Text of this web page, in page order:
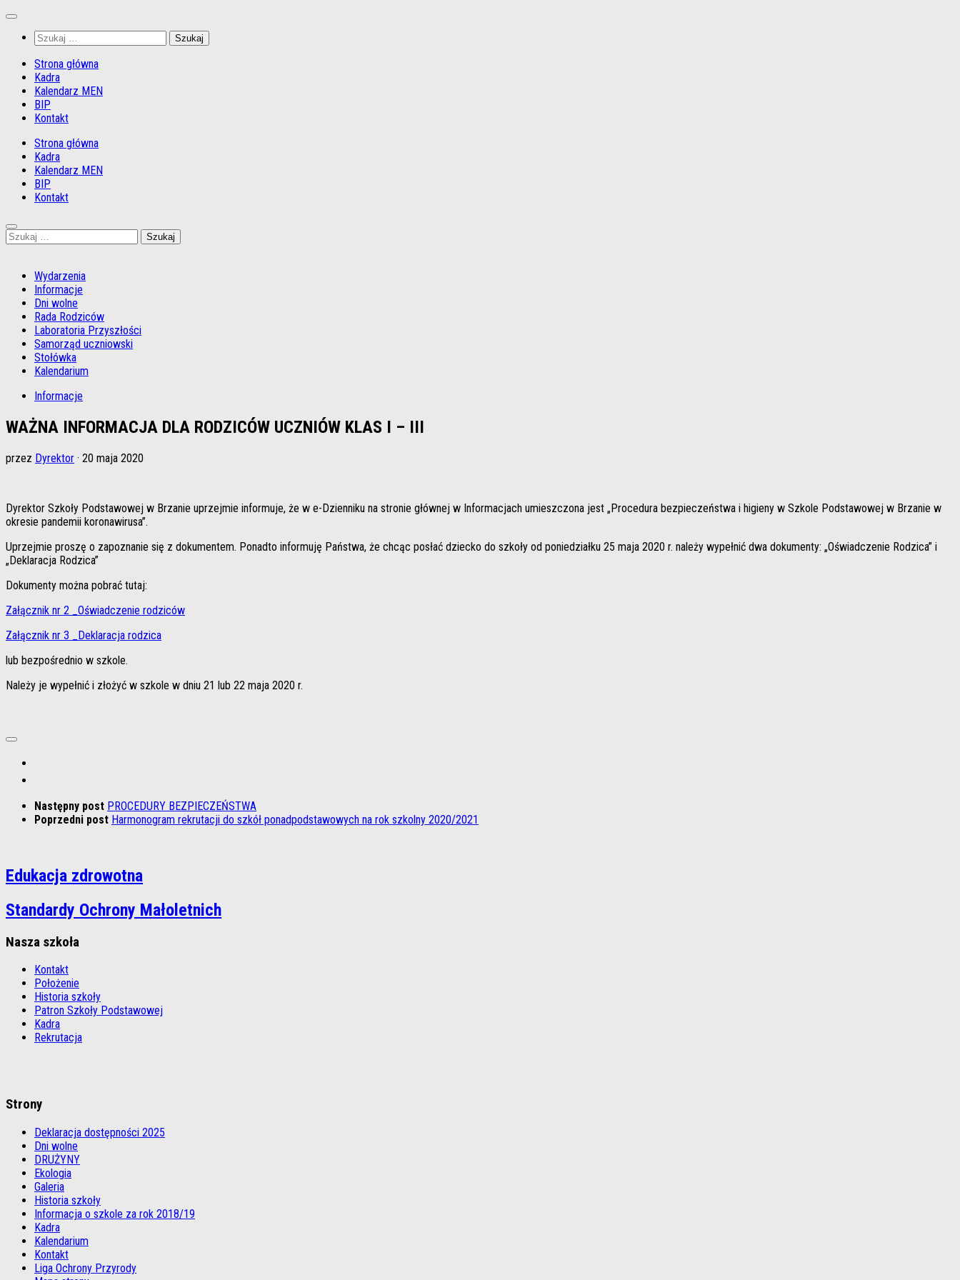
Przejdź
treści
Szukaj:
Strona główna
Kadra
Kalendarz MEN
BIP
Kontakt
Strona główna
Kadra
Kalendarz MEN
BIP
Kontakt
Szukaj:
Wydarzenia
Informacje
Dni wolne
Rada Rodziców
Laboratoria Przyszłości
Samorząd uczniowski
Stołówka
Kalendarium
Informacje
WAŻNA INFORMACJA DLA RODZICÓW UCZNIÓW KLAS I – III
przez Dyrektor · 20 maja 2020
Dyrektor Szkoły Podstawowej w Brzanie uprzejmie informuje, że w e-Dzienniku na stronie głównej w Informacjach umieszczona jest „Procedura bezpieczeństwa i higieny w Szkole Podstawowej w Brzanie w
okresie pandemii koronawirusa”.
Uprzejmie proszę o zapoznanie się z dokumentem. Ponadto informuję Państwa, że chcąc posłać dziecko do szkoły od poniedziałku 25 maja 2020 r. należy wypełnić dwa dokumenty: „Oświadczenie Rodzica” i
„Deklaracja Rodzica”
Dokumenty można pobrać tutaj:
Załącznik nr 2 _Oświadczenie rodziców
Załącznik nr 3 _Deklaracja rodzica
lub bezpośrednio w szkole.
Należy je wypełnić i złożyć w szkole w dniu 21 lub 22 maja 2020 r.
Następny post PROCEDURY BEZPIECZEŃSTWA
Poprzedni post Harmonogram rekrutacji do szkół ponadpodstawowych na rok szkolny 2020/2021
Edukacja zdrowotna
Standardy Ochrony Małoletnich
Nasza szkoła
Kontakt
Położenie
Historia szkoły
Patron Szkoły Podstawowej
Kadra
Rekrutacja
Strony
Deklaracja dostępności 2025
Dni wolne
DRUŻYNY
Ekologia
Galeria
Historia szkoły
Informacja o szkole za rok 2018/19
Kadra
Kalendarium
Kontakt
Liga Ochrony Przyrody